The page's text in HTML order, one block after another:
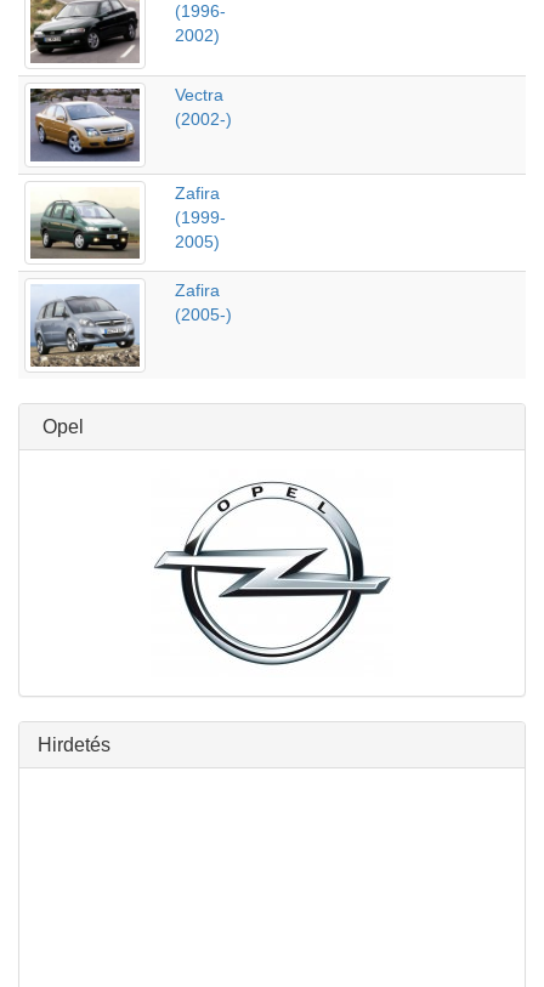
(1996-
2002)
Vectra
(2002-)
Zafira
(1999-
2005)
Zafira
(2005-)
Opel
Hirdetés